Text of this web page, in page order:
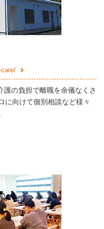
の負担で離職を余儀なくさ
に向けて個別相談など様々